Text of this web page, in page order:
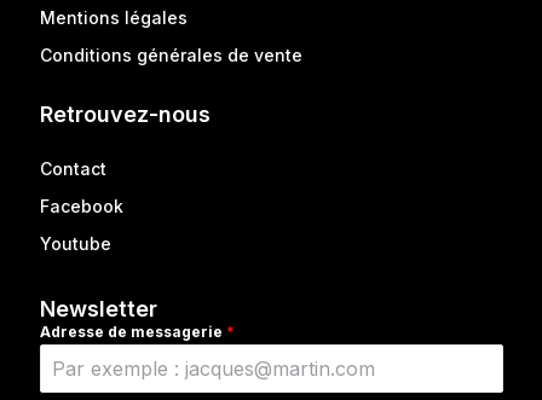
Mentions légales
Conditions générales de vente
Retrouvez-nous
Contact
Facebook
Youtube
Newsletter
Adresse de messagerie *